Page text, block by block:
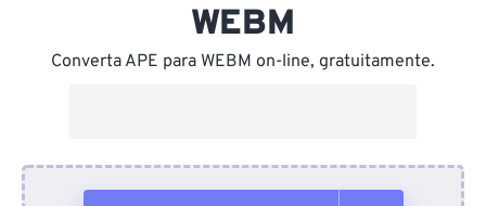
WEBM
Converta APE para WEBM on-line, gratuitamente.